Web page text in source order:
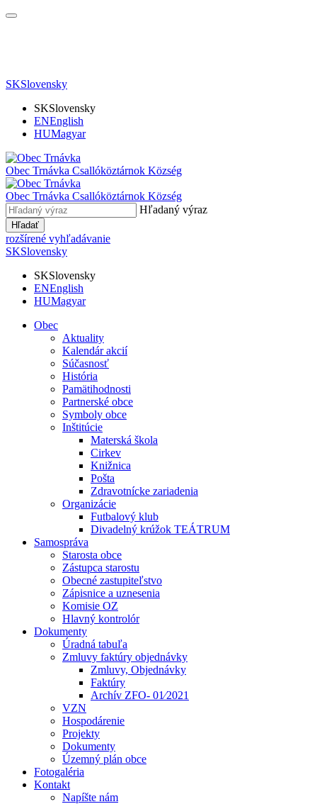
SKSlovensky
SKSlovensky
ENEnglish
HUMagyar
Obec Trnávka Csallóköztárnok Község
Obec Trnávka Csallóköztárnok Község
Hľadaný výraz
Hľadať
rozšírené vyhľadávanie
SKSlovensky
SKSlovensky
ENEnglish
HUMagyar
Obec
Aktuality
Kalendár akcií
Súčasnosť
História
Pamätihodnosti
Partnerské obce
Symboly obce
Inštitúcie
Materská škola
Cirkev
Knižnica
Pošta
Zdravotnícke zariadenia
Organizácie
Futbalový klub
Divadelný krúžok TEÁTRUM
Samospráva
Starosta obce
Zástupca starostu
Obecné zastupiteľstvo
Zápisnice a uznesenia
Komisie OZ
Hlavný kontrolór
Dokumenty
Úradná tabuľa
Zmluvy faktúry objednávky
Zmluvy, Objednávky
Faktúry
Archív ZFO- 01⁄2021
VZN
Hospodárenie
Projekty
Dokumenty
Územný plán obce
Fotogaléria
Kontakt
Napíšte nám